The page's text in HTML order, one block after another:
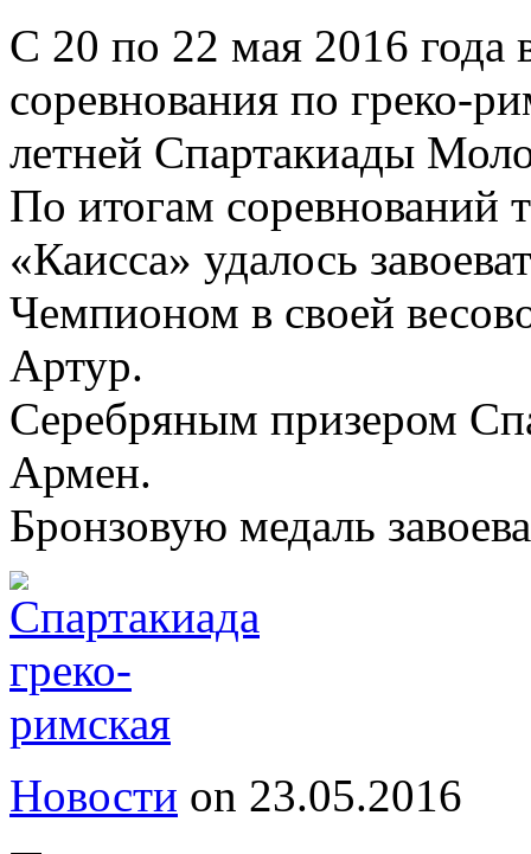
С 20 по 22 мая 2016 года
соревнования по греко-
летней Спартакиады
По итогам
«Каисса» удалось
Чемпионом в своей
Артур.
Серебряным призером
Армен.
Бронзовую медаль
Новости on 23.05.2016